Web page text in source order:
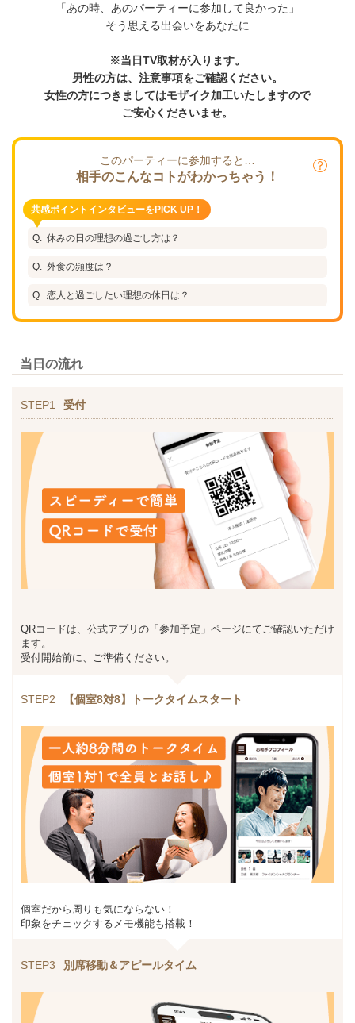
「あの時、あのパーティーに参加して良かった」
そう思える出会いをあなたに
※当日TV取材が入ります。
男性の方は、注意事項をご確認ください。
女性の方につきましてはモザイク加工いたしますので
ご安心くださいませ。
このパーティーに参加すると…
相手のこんなコトがわかっちゃう！
共感ポイントインタビューをPICK UP！
休みの日の理想の過ごし方は？
外食の頻度は？
恋人と過ごしたい理想の休日は？
当日の流れ
STEP1 受付
QRコードは、公式アプリの「参加予定」ページにてご確認いただけ
ます。
受付開始前に、ご準備ください。
STEP2 【個室8対8】トークタイムスタート
個室だから周りも気にならない！
印象をチェックするメモ機能も搭載！
STEP3 別席移動＆アピールタイム